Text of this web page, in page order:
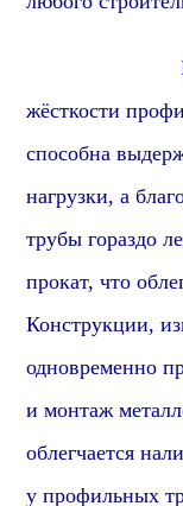
жёсткости
способна
нагрузки, а
трубы гораздо
прокат, что
Конструкции,
одновременно
и монтаж
облегчается
упрофильных